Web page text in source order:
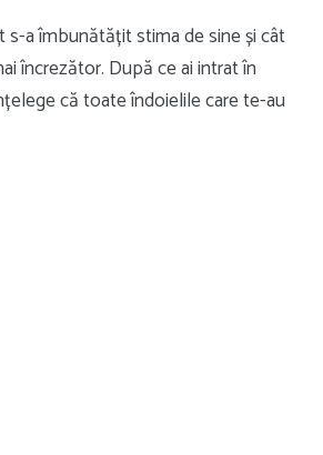
a îmbunătățit stima de sine și cât
încrezător. După ce ai intrat în
că toate îndoielile care te-au